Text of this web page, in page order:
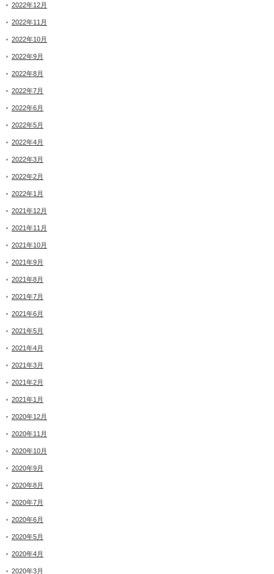
2022年12月
2022年11月
2022年10月
2022年9月
2022年8月
2022年7月
2022年6月
2022年5月
2022年4月
2022年3月
2022年2月
2022年1月
2021年12月
2021年11月
2021年10月
2021年9月
2021年8月
2021年7月
2021年6月
2021年5月
2021年4月
2021年3月
2021年2月
2021年1月
2020年12月
2020年11月
2020年10月
2020年9月
2020年8月
2020年7月
2020年6月
2020年5月
2020年4月
2020年3月